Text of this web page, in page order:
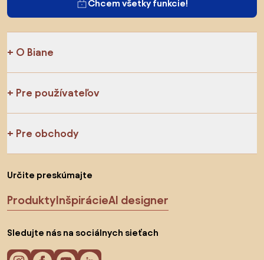
Chcem všetky funkcie!
O Biane
Pre používateľov
Pre obchody
Určite preskúmajte
ProduktyInšpirácieAI designer
Sledujte nás na sociálnych sieťach